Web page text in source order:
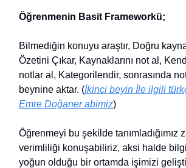
Öğrenmenin Basit Frameworkü;
Bilmediğin konuyu araştır, Doğru
Özetini Çıkar, Kaynaklarını not al,
notlar al, Kategorilendir, sonrasında
beynine aktar. (İkinci beyin İle ilgili
Emre Doğaner abimiz)
Öğrenmeyi bu şekilde tanımladığımız
verimliliği konuşabiliriz, aksi halde
yoğun olduğu bir ortamda işimizi